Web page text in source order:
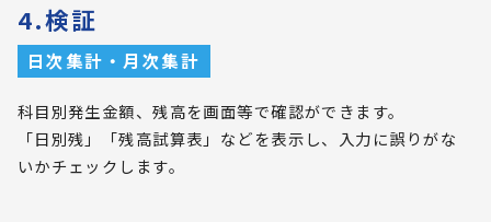
4.検証
日次集計・月次集計
科目別発生金額、残高を画面等で確認ができます。
「日別残」「残高試算表」などを表示し、入力に誤りがな
いかチェックします。